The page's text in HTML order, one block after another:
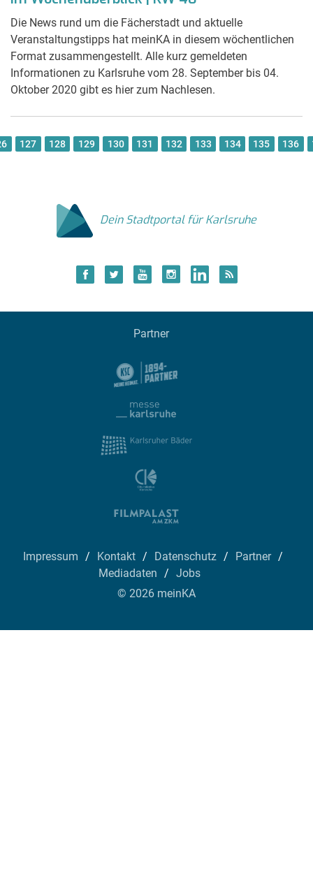
Die News rund um die Fächerstadt und aktuelle
Veranstaltungstipps hat meinKA in diesem wöchentlichen
Format zusammengestellt. Alle kurz gemeldeten
Informationen zu Karlsruhe vom 28. September bis 04.
Oktober 2020 gibt es hier zum Nachlesen.
127 128 129 130 131 132 133 134 135 136
Dein Stadtportal für Karlsruhe
Partner
Impressum Kontakt Datenschutz
Partner
Mediadaten
Jobs
© 2026 meinKA